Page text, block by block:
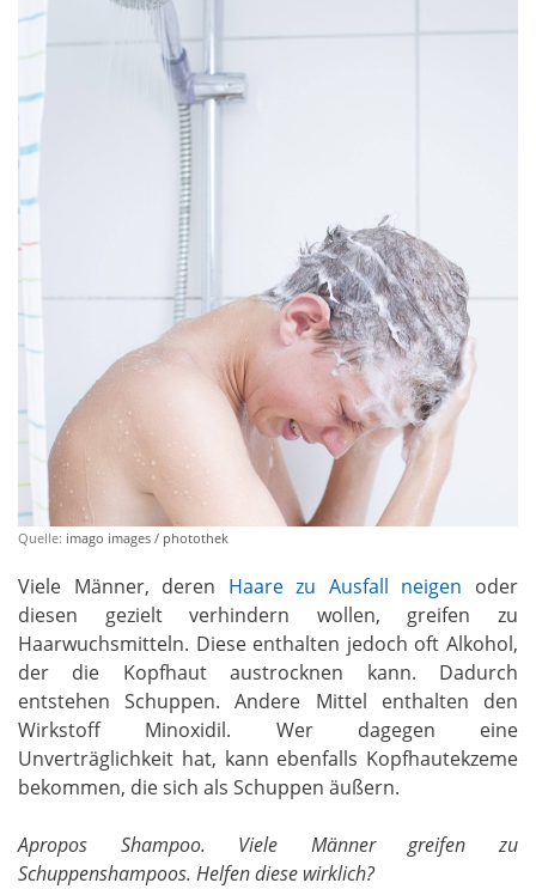
Quelle: imago images / photothek
Viele Männer, deren Haare zu Ausfall neigen oder
diesen gezielt verhindern wollen, greifen zu
Haarwuchsmitteln. Diese enthalten jedoch oft Alkohol,
der die Kopfhaut austrocknen kann. Dadurch
entstehen Schuppen. Andere Mittel enthalten den
Wirkstoff Minoxidil. Wer dagegen eine
Unverträglichkeit hat, kann ebenfalls Kopfhautekzeme
bekommen, die sich als Schuppen äußern.
Apropos Shampoo. Viele Männer greifen zu
Schuppenshampoos. Helfen diese wirklich?